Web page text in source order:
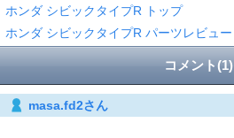
ホンダ シビックタイプR トップ
ホンダ シビックタイプR パーツレビュー
コメント(1)
masa.fd2さん